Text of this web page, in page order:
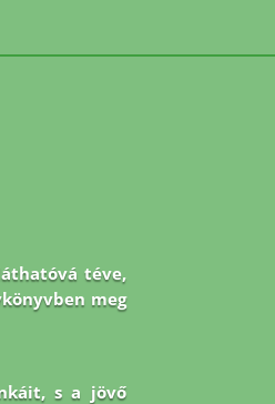
téve,
meg
s a jövő